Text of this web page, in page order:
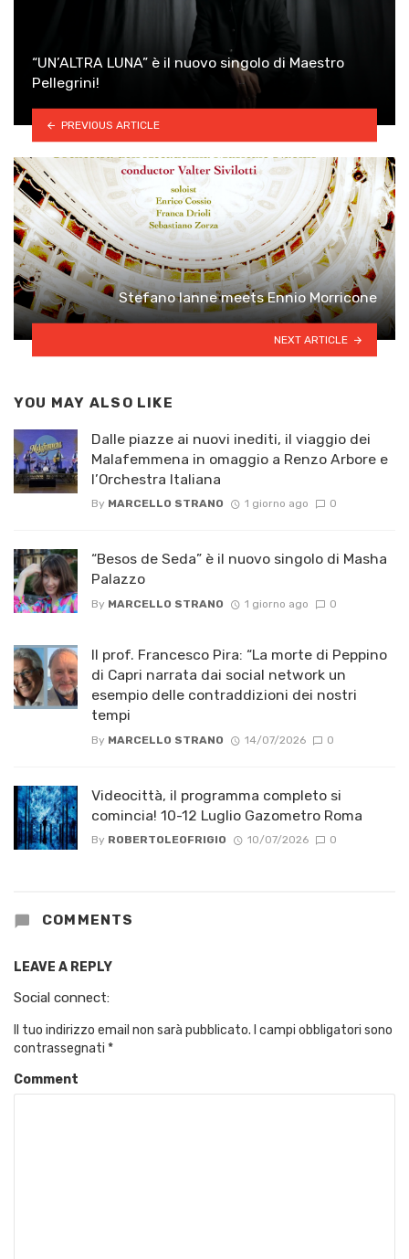
“UN’ALTRA LUNA” è il nuovo singolo di Maestro
Pellegrini!
PREVIOUS ARTICLE
Stefano Ianne meets Ennio Morricone
NEXT ARTICLE
YOU MAY ALSO LIKE
Dalle piazze ai nuovi inediti, il viaggio dei
Malafemmena in omaggio a Renzo Arbore e
l’Orchestra Italiana ​
By MARCELLO STRANO 1 giorno ago 0
“Besos de Seda” è il nuovo singolo di Masha
Palazzo
By MARCELLO STRANO 1 giorno ago 0
Il prof. Francesco Pira: “La morte di Peppino
di Capri narrata dai social network un
esempio delle contraddizioni dei nostri
tempi
By MARCELLO STRANO 14/07/2026 0
Videocittà, il programma completo si
comincia! 10-12 Luglio Gazometro Roma
By ROBERTOLEOFRIGIO 10/07/2026 0
COMMENTS
LEAVE A REPLY
Social connect:
Il tuo indirizzo email non sarà pubblicato. I campi obbligatori sono
contrassegnati *
Comment